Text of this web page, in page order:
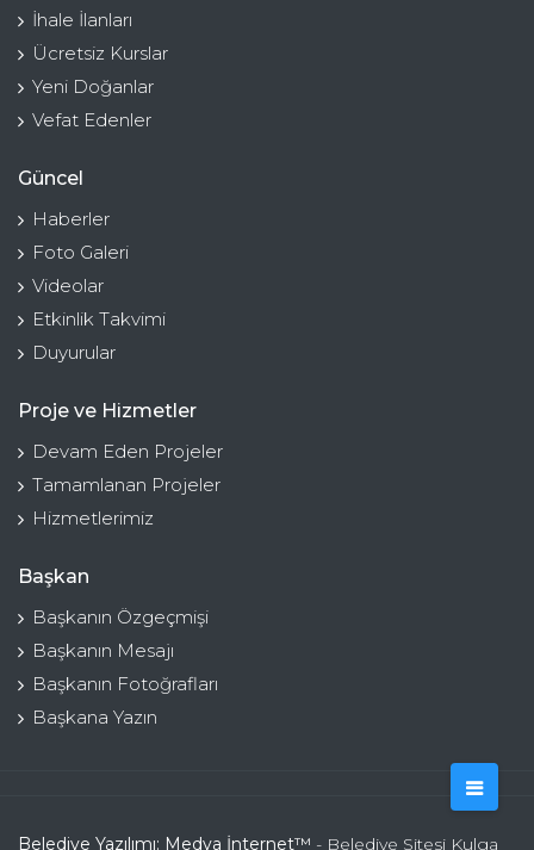
İhale İlanları
Ücretsiz Kurslar
Yeni Doğanlar
Vefat Edenler
Güncel
Haberler
Foto Galeri
Videolar
Etkinlik Takvimi
Duyurular
Proje ve Hizmetler
Devam Eden Projeler
Tamamlanan Projeler
Hizmetlerimiz
Başkan
Başkanın Özgeçmişi
Başkanın Mesajı
Başkanın Fotoğrafları
Başkana Yazın
Belediye Yazılımı: Medya İnternet™ - Belediye Sitesi Kulga